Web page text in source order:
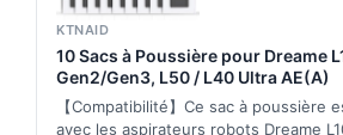
KTNAID
10 Sacs à Poussière pour Dreame
Gen2/Gen3, L50 / L40 Ultra AE(A)
【Compatibilité】Ce sac à poussière
avec les aspirateurs robots Dreame